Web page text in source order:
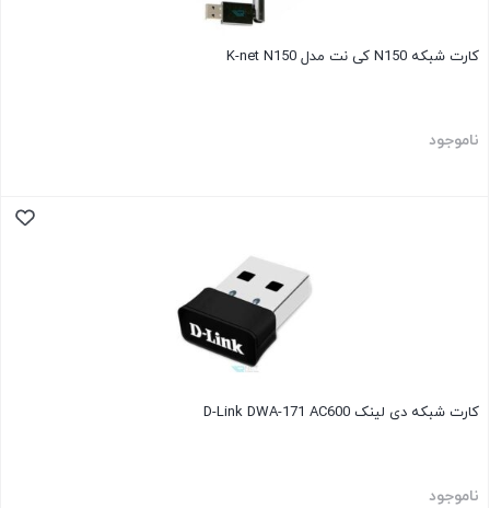
کارت شبکه N150 کی نت مدل K-net N150
ناموجود
کارت شبکه دی لینک D-Link DWA-171 AC600
ناموجود